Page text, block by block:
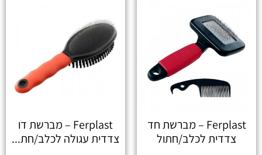
Ferplast – מברשת חד
צדדית לכלב/חתול
Ferplast – מברשת דו
צדדית עגולה לכלב/חת...